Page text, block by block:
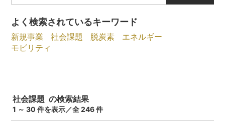
よく検索されているキーワード
新規事業 社会課題 脱炭素
エネルギー
モビリティ
社会課題 の検索結果
1 ～ 30 件を表示／全 246 件